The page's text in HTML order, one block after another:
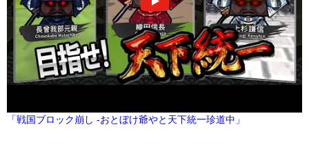
「戦国ブロック崩し -おとぼけ爺やと天下統一珍道中」